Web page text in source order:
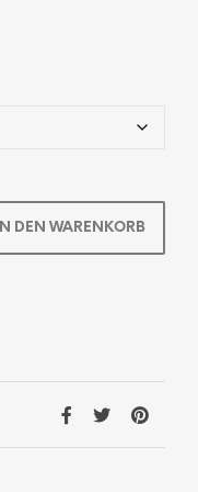
IN DEN WARENKORB